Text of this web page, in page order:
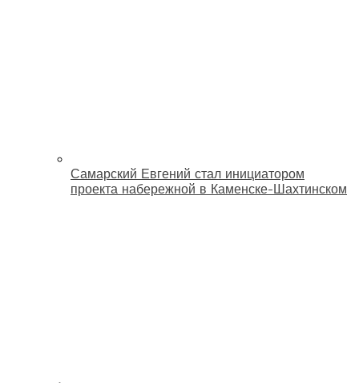
Самарский Евгений стал инициатором
проекта набережной в Каменске-Шахтинском